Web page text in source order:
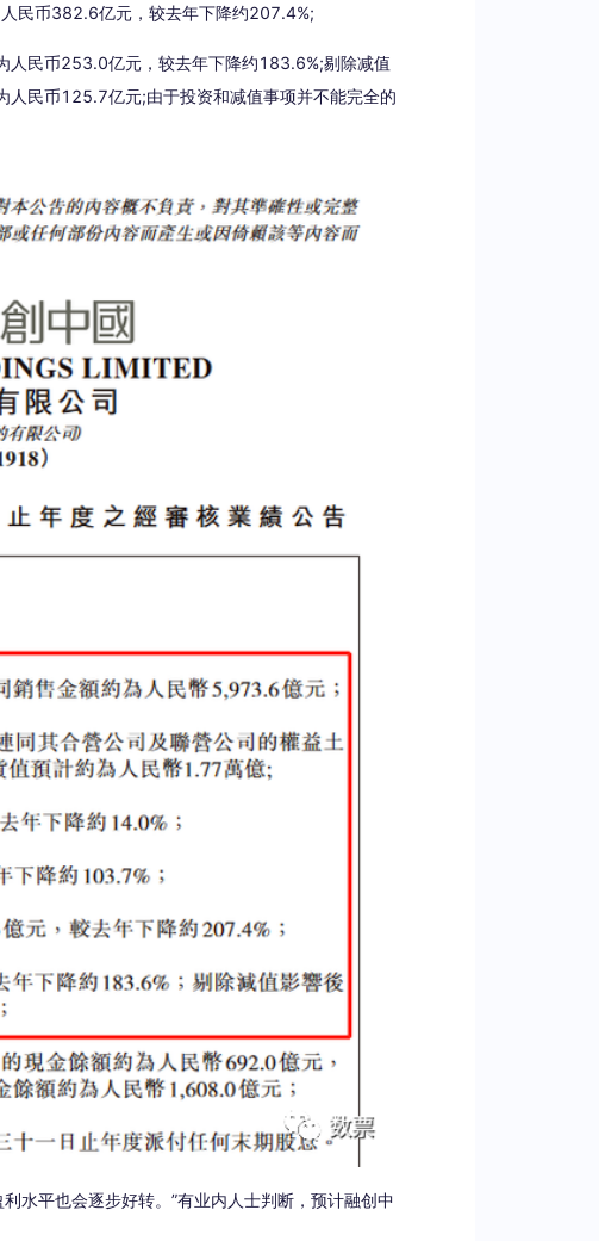
民币382.6亿元，较去年下降约207.4%;
人民币253.0亿元，较去年下降约183.6%;剔除减值
人民币125.7亿元;由于投资和减值事项并不能完全的
水平也会逐步好转。”有业内人士判断，预计融创中